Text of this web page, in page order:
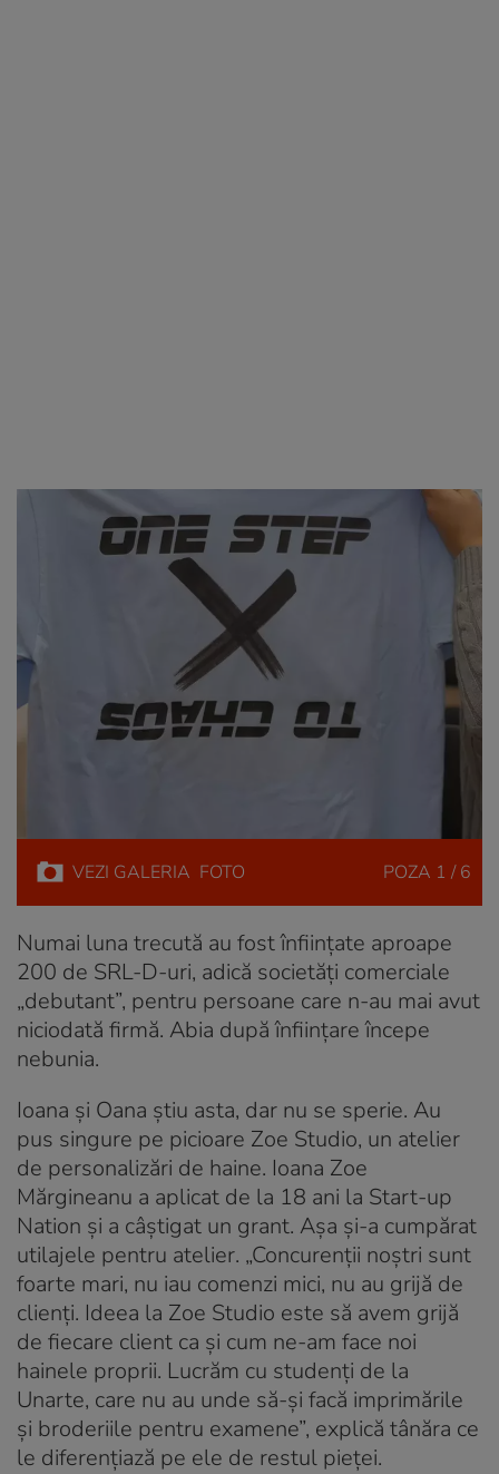
VEZI GALERIA FOTO POZA 1 / 6
Numai luna trecută au fost înființate aproape
200 de SRL-D-uri, adică societăți comerciale
„debutant”, pentru persoane care n-au mai avut
niciodată firmă. Abia după înființare începe
nebunia.
Ioana și Oana știu asta, dar nu se sperie. Au
pus singure pe picioare Zoe Studio, un atelier
de personalizări de haine. Ioana Zoe
Mărgineanu a aplicat de la 18 ani la Start-up
Nation și a câștigat un grant. Așa și-a cumpărat
utilajele pentru atelier. „Concurenții noștri sunt
foarte mari, nu iau comenzi mici, nu au grijă de
clienți. Ideea la Zoe Studio este să avem grijă
de fiecare client ca și cum ne-am face noi
hainele proprii. Lucrăm cu studenți de la
Unarte, care nu au unde să-și facă imprimările
și broderiile pentru examene”, explică tânăra ce
le diferențiază pe ele de restul pieței.